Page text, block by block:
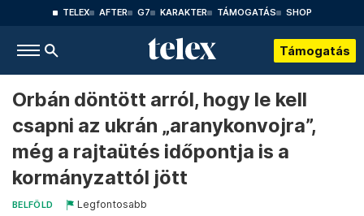
TELEX AFTER G7 KARAKTER TÁMOGATÁS SHOP
Támogatás
Orbán döntött arról, hogy le kell
csapni az ukrán „aranykonvojra”,
még a rajtaütés időpontja is a
kormányzattól jött
BELFÖLD Legfontosabb